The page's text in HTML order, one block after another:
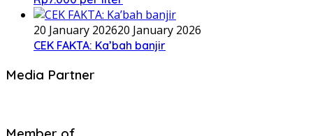
20 January 202620 January 2026
CEK FAKTA: Ka’bah banjir
Media Partner